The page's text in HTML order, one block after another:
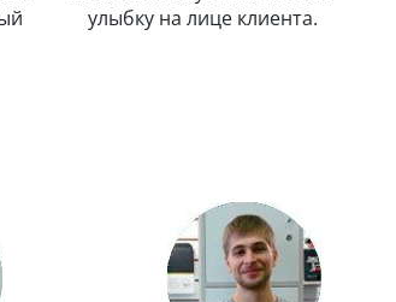
улыбку на лице клиента.